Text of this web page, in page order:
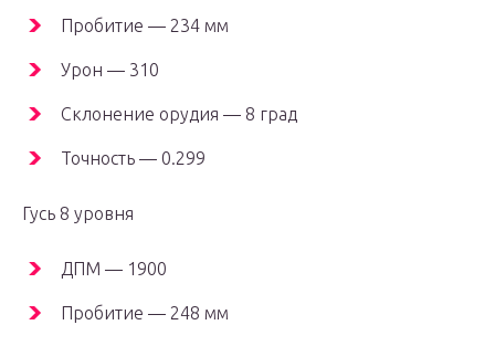
Пробитие — 234 мм
Урон — 310
Склонение орудия — 8 град
Точность — 0.299
Гусь 8 уровня
ДПМ — 1900
Пробитие — 248 мм